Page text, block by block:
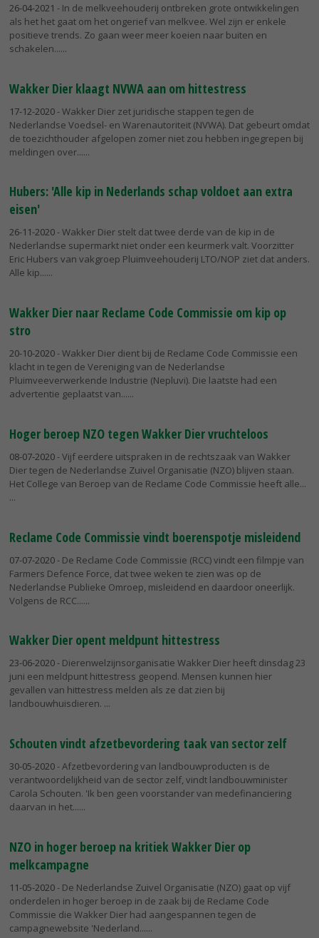
26-04-2021 - In de melkveehouderij ontbreken grote ontwikkelingen
als het het gaat om het ongerief van melkvee. Wel zijn er enkele
positieve trends. Zo gaan weer meer koeien naar buiten en
schakelen...
Wakker Dier klaagt NVWA aan om hittestress
17-12-2020- Wakker Dier zet juridische stappen tegen de
Nederlandse Voedsel- en Warenautoriteit (NVWA). Dat gebeurt omdat
de toezichthouder afgelopen zomer niet zou hebben ingegrepen bij
meldingen over...
Hubers: 'Alle kip in Nederlands schap voldoet aan extra
eisen'
26-11-2020- Wakker Dier stelt dat twee derde van de kip in de
Nederlandse supermarkt niet onder een keurmerk valt. Voorzitter
Eric Hubers van vakgroep Pluimveehouderij LTO/NOP ziet dat anders.
Alle kip...
Wakker Dier naar Reclame Code Commissie om kip op
stro
20-10-2020- Wakker Dier dient bij de Reclame Code Commissie een
klacht in tegen de Vereniging van de Nederlandse
Pluimveeverwerkende Industrie (Nepluvi). Die laatste had een
advertentie geplaatst van...
Hoger beroep NZO tegen Wakker Dier vruchteloos
08-07-2020- Vijf eerdere uitspraken in de rechtszaak van Wakker
Dier tegen de Nederlandse Zuivel Organisatie (NZO) blijven staan.
Het College van Beroep van de Reclame Code Commissie heeft alle...
Reclame Code Commissie vindt boerenspotje misleidend
07-07-2020- De Reclame Code Commissie (RCC) vindt een filmpje van
Farmers Defence Force, dat twee weken te zien was op de
Nederlandse Publieke Omroep, misleidend en daardoor oneerlijk.
Volgens de RCC...
Wakker Dier opent meldpunt hittestress
23-06-2020- Dierenwelzijnsorganisatie Wakker Dier heeft dinsdag 23
juni een meldpunt hittestress geopend. Mensen kunnen hier
gevallen van hittestress melden als ze dat zien bij
landbouwhuisdieren.
Schouten vindt afzetbevordering taak van sector zelf
30-05-2020- Afzetbevordering van landbouwproducten is de
verantwoordelijkheid van de sector zelf, vindt landbouwminister
Carola Schouten. 'Ik ben geen voorstander van medefinanciering
daarvan in het...
NZO in hoger beroep na kritiek Wakker Dier op
melkcampagne
11-05-2020- De Nederlandse Zuivel Organisatie (NZO) gaat op vijf
onderdelen in hoger beroep in de zaak bij de Reclame Code
Commissie die Wakker Dier had aangespannen tegen de
campagnewebsite 'Nederland...